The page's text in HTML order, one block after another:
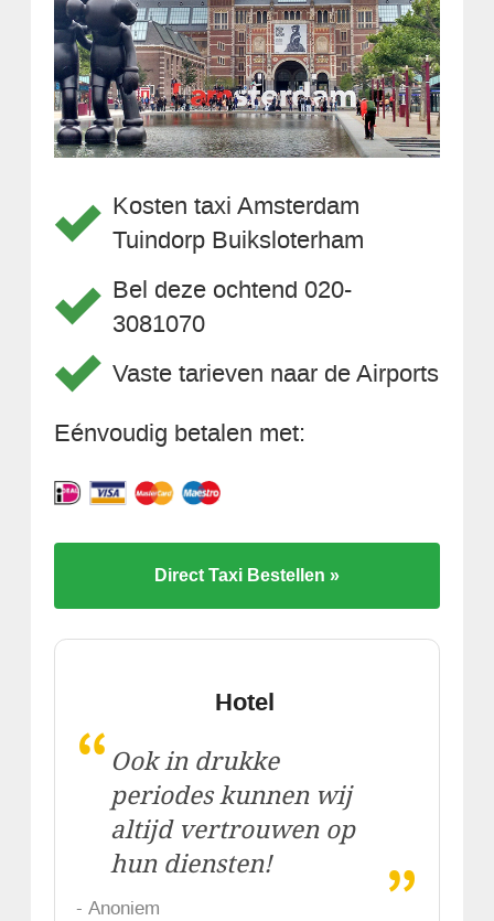
Kosten taxi Amsterdam
Tuindorp Buiksloterham
Bel deze ochtend 020-
3081070
Vaste tarieven naar de Airports
Eénvoudig betalen met:
Direct Taxi Bestellen »
Hotel
“ Ook in drukke
periodes kunnen wij
altijd vertrouwen op
hun diensten!
„
- Anoniem